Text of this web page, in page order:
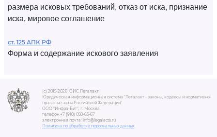
размера исковых требований, отказ от иска, признание
иска, мировое соглашение
ст. 125 АПК РФ
Форма и содержание искового заявления
(c) 2015-2026 ЮИС Легалакт
Юридическая информационная система "Легалакт - законы, кодексы и нормативно-
правовые акты Российской Федерации"
ООО "Инфра-Бит", г. Москва.
телефон +7 (910) 050-65-67
электронная почта: info@legalacts.ru
Политика по обработке персональных данных